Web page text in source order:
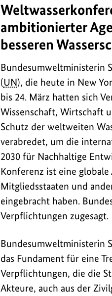
Die
Weltwasserkonferenz
in
New
York
war
ein
Meilenstein
in
der
internationalen
Wasserpolitik.
Das
zentrale
Ergebnis
der
ist
eine
globale
Aktionsagenda
ambitionierter
besseren
Bundesumweltministerin
(UN), die heute in New
bis 24. März hatten sich
Wissenschaft, Wirtschaft
Schutz der weltweiten
verabredet, um die
2030 für Nachhaltige
Konferenz ist eine
Mitgliedsstaaten und
eingebracht haben.
Verpflichtungen zugesagt.
Bundesumweltministerin
das Fundament für eine
Verpflichtungen, die die
Akteure, auch aus der